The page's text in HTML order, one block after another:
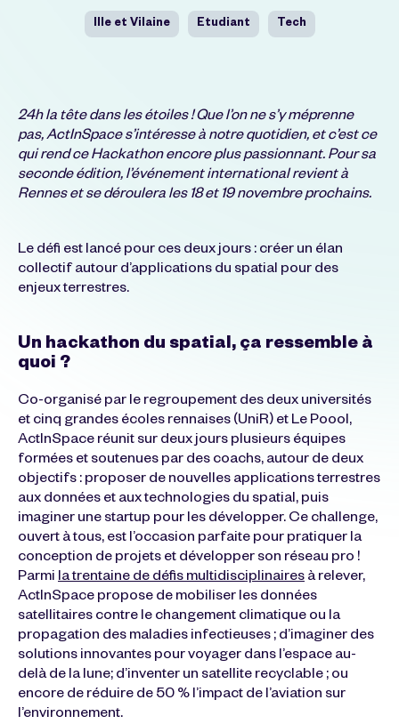
Ille et Vilaine Etudiant Tech
24h la tête dans les étoiles ! Que l’on ne s’y méprenne
pas, ActInSpace s’intéresse à notre quotidien, et c’est ce
qui rend ce Hackathon encore plus passionnant. Pour sa
seconde édition, l’événement international revient à
Rennes et se déroulera les 18 et 19 novembre prochains.
Le défi est lancé pour ces deux jours : créer un élan
collectif autour d’applications du spatial pour des
enjeux terrestres.
Un hackathon du spatial, ça ressemble à
quoi ?
Co-organisé par le regroupement des deux universités
et cinq grandes écoles rennaises (UniR) et Le Poool,
ActInSpace réunit sur deux jours plusieurs équipes
formées et soutenues par des coachs, autour de deux
objectifs : proposer de nouvelles applications terrestres
aux données et aux technologies du spatial, puis
imaginer une startup pour les développer. Ce challenge,
ouvert à tous, est l’occasion parfaite pour pratiquer la
conception de projets et développer son réseau pro !
Parmi la trentaine de défis multidisciplinaires à relever,
ActInSpace propose de mobiliser les données
satellitaires contre le changement climatique ou la
propagation des maladies infectieuses ; d’imaginer des
solutions innovantes pour voyager dans l’espace au-
delà de la lune; d’inventer un satellite recyclable ; ou
encore de réduire de 50 % l’impact de l’aviation sur
l’environnement.